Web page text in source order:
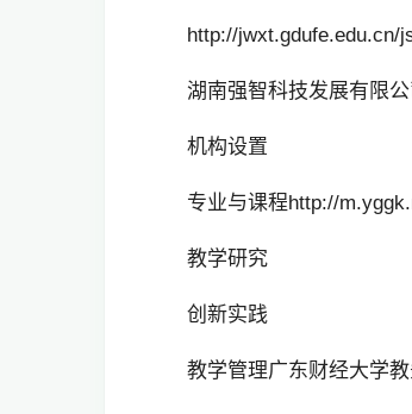
http://jwxt.gdufe.edu.cn/
湖南强智科技发展有限
机构设置
专业与课程http://
教学研究
创新实践
教学管理广东财经大学